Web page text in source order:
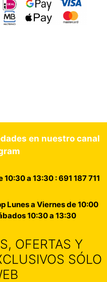
en nuestro canal
a 13:30 : 691 187 711
Lunes a Viernes de 10:00
10:30 a 13:30
OFERTAS Y
SÓLO